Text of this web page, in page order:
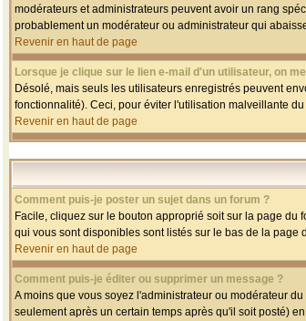
modérateurs et administrateurs peuvent avoir un rang
probablement un modérateur ou administrateur qui
Revenir en haut de page
Lorsque je clique sur le lien e-mail d'un utilisateur, on
Désolé, mais seuls les utilisateurs enregistrés peuvent
fonctionnalité). Ceci, pour éviter l'utilisation malveillante
Revenir en haut de page
Comment puis-je poster un sujet dans un forum ?
Facile, cliquez sur le bouton approprié soit sur la page
qui vous sont disponibles sont listés sur le bas de la page
Revenir en haut de page
Comment puis-je éditer ou supprimer un message ?
A moins que vous soyez l'administrateur ou modérateur
seulement après un certain temps après qu'il soit posté)